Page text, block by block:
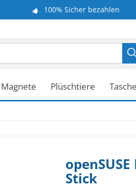
100% Sicher bezahlen
Magnete Plüschtiere
Stick